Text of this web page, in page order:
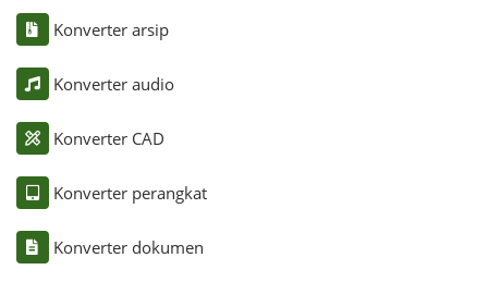
Konverter arsip
Konverter audio
Konverter CAD
Konverter perangkat
Konverter dokumen